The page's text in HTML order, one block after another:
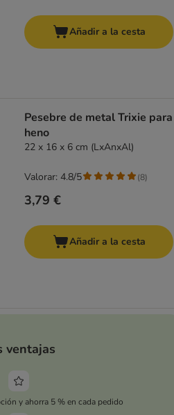
Añadir a la cesta
Pesebre de metal Trixie para
heno
22 x 16 x 6 cm (LxAnxAl)
3,79 €
Valorar: 4.8/5 (8)
Añadir a la cesta
ventajas
y ahorra 5 % en cada pedido